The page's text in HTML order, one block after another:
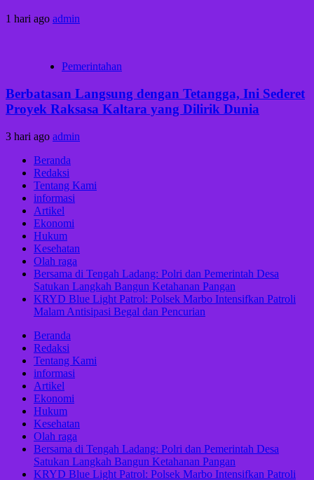
1 hari ago admin
Pemerintahan
Berbatasan Langsung dengan Tetangga, Ini Sederet
Proyek Raksasa Kaltara yang Dilirik Dunia
3 hari ago admin
Beranda
Redaksi
Tentang Kami
informasi
Artikel
Ekonomi
Hukum
Kesehatan
Olah raga
Bersama di Tengah Ladang: Polri dan Pemerintah Desa
Satukan Langkah Bangun Ketahanan Pangan
KRYD Blue Light Patrol: Polsek Marbo Intensifkan Patroli
Malam Antisipasi Begal dan Pencurian
Beranda
Redaksi
Tentang Kami
informasi
Artikel
Ekonomi
Hukum
Kesehatan
Olah raga
Bersama di Tengah Ladang: Polri dan Pemerintah Desa
Satukan Langkah Bangun Ketahanan Pangan
KRYD Blue Light Patrol: Polsek Marbo Intensifkan Patroli